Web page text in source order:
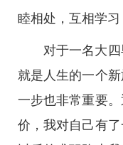
睦相处，互相学习
对于一名大
就是人生的一个
一步也非常重要
价，我对自己有